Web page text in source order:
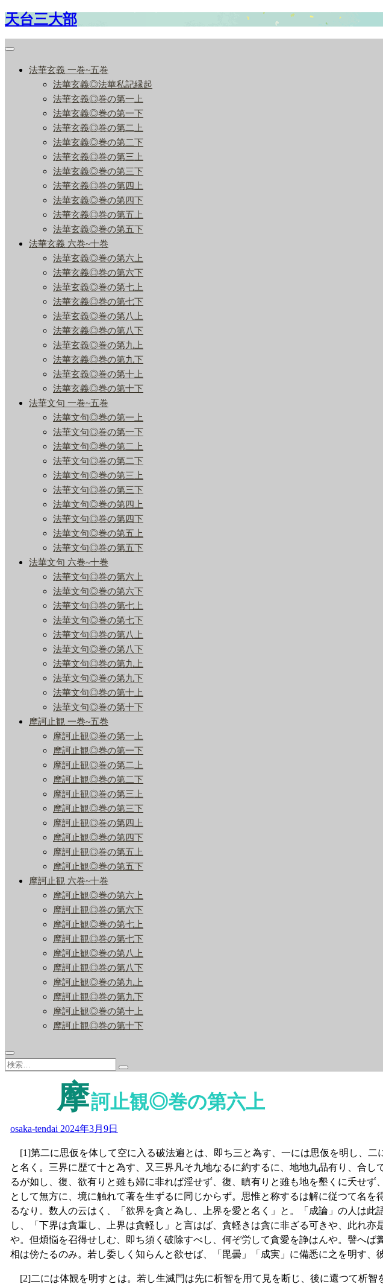
Skip
content
天台三大部
法華玄義 一巻~五巻
法華玄義◎法華私記縁起
法華玄義◎巻の第一上
法華玄義◎巻の第一下
法華玄義◎巻の第二上
法華玄義◎巻の第二下
法華玄義◎巻の第三上
法華玄義◎巻の第三下
法華玄義◎巻の第四上
法華玄義◎巻の第四下
法華玄義◎巻の第五上
法華玄義◎巻の第五下
法華玄義 六巻~十巻
法華玄義◎巻の第六上
法華玄義◎巻の第六下
法華玄義◎巻の第七上
法華玄義◎巻の第七下
法華玄義◎巻の第八上
法華玄義◎巻の第八下
法華玄義◎巻の第九上
法華玄義◎巻の第九下
法華玄義◎巻の第十上
法華玄義◎巻の第十下
法華文句 一巻~五巻
法華文句◎巻の第一上
法華文句◎巻の第一下
法華文句◎巻の第二上
法華文句◎巻の第二下
法華文句◎巻の第三上
法華文句◎巻の第三下
法華文句◎巻の第四上
法華文句◎巻の第四下
法華文句◎巻の第五上
法華文句◎巻の第五下
法華文句 六巻~十巻
法華文句◎巻の第六上
法華文句◎巻の第六下
法華文句◎巻の第七上
法華文句◎巻の第七下
法華文句◎巻の第八上
法華文句◎巻の第八下
法華文句◎巻の第九上
法華文句◎巻の第九下
法華文句◎巻の第十上
法華文句◎巻の第十下
摩訶止観 一巻~五巻
摩訶止観◎巻の第一上
摩訶止観◎巻の第一下
摩訶止観◎巻の第二上
摩訶止観◎巻の第二下
摩訶止観◎巻の第三上
摩訶止観◎巻の第三下
摩訶止観◎巻の第四上
摩訶止観◎巻の第四下
摩訶止観◎巻の第五上
摩訶止観◎巻の第五下
摩訶止観 六巻~十巻
摩訶止観◎巻の第六上
摩訶止観◎巻の第六下
摩訶止観◎巻の第七上
摩訶止観◎巻の第七下
摩訶止観◎巻の第八上
摩訶止観◎巻の第八下
摩訶止観◎巻の第九上
摩訶止観◎巻の第九下
摩訶止観◎巻の第十上
摩訶止観◎巻の第十下
摩訶止観◎巻の第六上
osaka-tendai 2024年3月9日
[1]第二に思仮を体して空に入る破法遍とは、即ち三と為す、一には思仮を明し、
と名く。三界に歴て十と為す、又三界凡そ九地なるに約するに、地地九品有り、合
るが如し、復、欲有りと雖も婦に非れば淫せず、復、瞋有りと雖も地を墾くに夭せ
として無方に、境に触れて著を生ずるに同じからず。思惟と称するは解に従つて名
るなり。数人の云はく、「欲界を貪と為し、上界を愛と名く」と。「成論」の人は
し、「下界は貪重し、上界は貪軽し」と言はば、貪軽きは貪に非ざる可きや、此れ
や。但煩悩を召得せしむ、即ち須く破除すべし、何ぞ労して貪愛を諍はんや。譬へ
相は傍たるのみ。若し委しく知らんと欲せば、「毘曇」「成実」に備悉に之を明す、
[2]二には体観を明すとは。若し生滅門は先に析智を用て見を断じ、後に還つて析